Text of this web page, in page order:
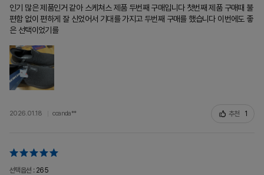
인기 많은 제품인거 같아 스케쳐스 제품 두번째 구매입니다 첫번째 제품 구매때 불
편함 없이 편하게 잘 신었어서 기대를 가지고 두번째 구매를 했습니다 이번에도 좋
은 선택이었기를
2026.01.18 ccanda** 추천 1
선택옵션 : 265